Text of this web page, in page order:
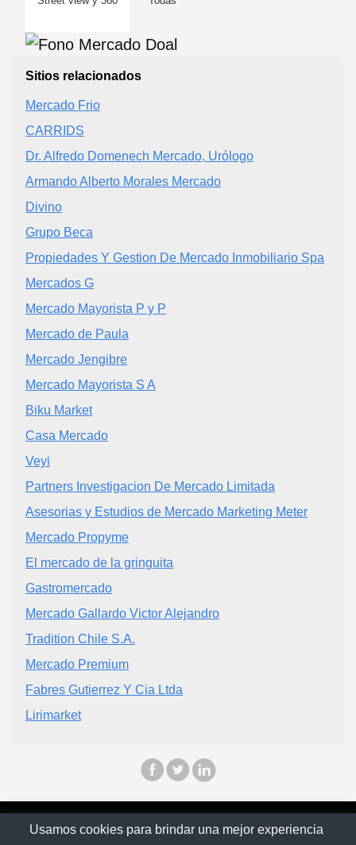
Sitios relacionados
Mercado Frio
CARRIDS
Dr. Alfredo Domenech Mercado, Urólogo
Armando Alberto Morales Mercado
Divino
Grupo Beca
Propiedades Y Gestion De Mercado Inmobiliario Spa
Mercados G
Mercado Mayorista P y P
Mercado de Paula
Mercado Jengibre
Mercado Mayorista S A
Biku Market
Casa Mercado
Veyi
Partners Investigacion De Mercado Limitada
Asesorias y Estudios de Mercado Marketing Meter
Mercado Propyme
El mercado de la gringuita
Gastromercado
Mercado Gallardo Victor Alejandro
Tradition Chile S.A.
Mercado Premium
Fabres Gutierrez Y Cia Ltda
Lirimarket
© Chilopina 2026
Usamos cookies para brindar una mejor experiencia